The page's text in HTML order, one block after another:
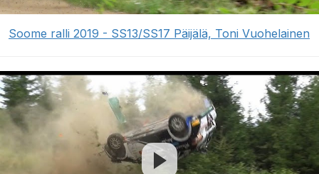
Soome ralli 2019 - SS13/SS17 Päijälä, Toni Vuohelainen